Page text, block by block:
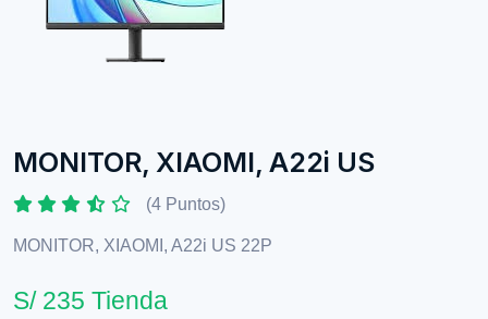
MONITOR, XIAOMI, A22i US
(4 Puntos)
MONITOR, XIAOMI, A22i US 22P
S/ 235 Tienda